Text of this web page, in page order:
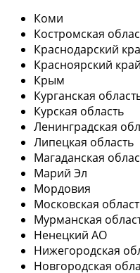
Коми
Костромская
Краснодарский
Красноярский край
Крым
Курганская
Курская область
Ленинградская
Липецкая область
Магаданская
Марий Эл
Мордовия
Московская
Мурманская
Ненецкий АО
Нижегородская
Новгородская